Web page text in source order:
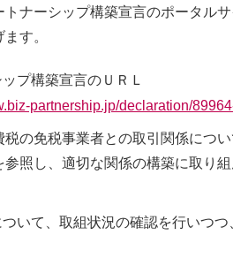
GY
ナーシップ構築宣言のポータル
す。
プ構築宣言のＵＲＬ
partnership.jp/declaration/
の免税事業者との取引関係につ
参照し、適切な関係の構築に取り組
いて、取組状況の確認を行いつつ